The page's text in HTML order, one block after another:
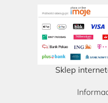
Sklep